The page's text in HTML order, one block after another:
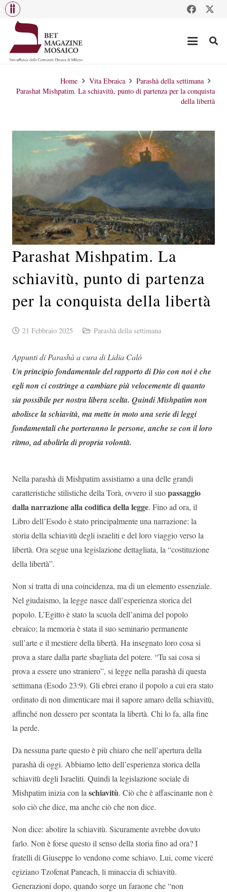
Home Vita Ebraica
Parashà della settimana
Parashat Mishpatim. La schiavitù, punto di partenza per la conquista
della libertà
Parashat Mishpatim. La
schiavitù, punto di partenza
per la conquista della libertà
21 Febbraio 2025 Parashà della settimana
Appunti di Parashà a cura di Lidia Calò
Un principio fondamentale del rapporto di Dio con noi è che
egli non ci costringe a cambiare più velocemente di quanto
sia possibile per nostra libera scelta. Quindi Mishpatim non
abolisce la schiavitù, ma mette in moto una serie di leggi
fondamentali che porteranno le persone, anche se con il loro
ritmo, ad abolirla di propria volontà.
Nella parashà di Mishpatim assistiamo a una delle grandi
caratteristiche stilistiche della Torà, ovvero il suopassaggio
dalla narrazione alla codifica della legge. Fino ad ora, il
Libro dell’Esodo è stato principalmente una narrazione: la
storia della schiavitù degli israeliti e del loro viaggio verso la
libertà. Ora segue una legislazione dettagliata, la “costituzione
della libertà”.
Non si tratta di una coincidenza, ma di un elemento essenziale.
Nel giudaismo, la legge nasce dall’esperienza storica del
popolo. L’Egitto è stato la scuola dell’anima del popolo
ebraico; la memoria è stata il suo seminario permanente
sull’arte e il mestiere della libertà. Ha insegnato loro cosa si
prova a stare dalla parte sbagliata del potere. “Tu sai cosa si
prova a essere uno straniero”, si legge nella parashà di questa
settimana (Esodo 23:9). Gli ebrei erano il popolo a cui era stato
ordinato di non dimenticare mai il sapore amaro della schiavitù,
affinché non dessero per scontata la libertà. Chi lo fa, alla fine
la perde.
Da nessuna parte questo è più chiaro che nell’apertura della
parashà di oggi. Abbiamo letto dell’esperienza storica della
schiavitù degli Israeliti. Quindi la legislazione sociale di
Mishpatim inizia con laschiavitù. Ciò che è affascinante non è
solo ciò che dice, ma anche ciò che non dice.
Non dice: abolire la schiavitù. Sicuramente avrebbe dovuto
farlo. Non è forse questo il senso della storia fino ad ora? I
fratelli di Giuseppe lo vendono come schiavo. Lui, come viceré
egiziano Tzofenat Paneach, li minaccia di schiavitù.
Generazioni dopo, quando sorge un faraone che “non